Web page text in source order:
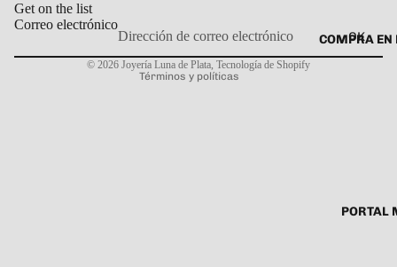
COMPRA EN
PORTAL
Get on the list
Correo electrónico
OK
© 2026 Joyería Luna de Plata Tecnología de Shopify
Términos y políticas
Política de privacidad